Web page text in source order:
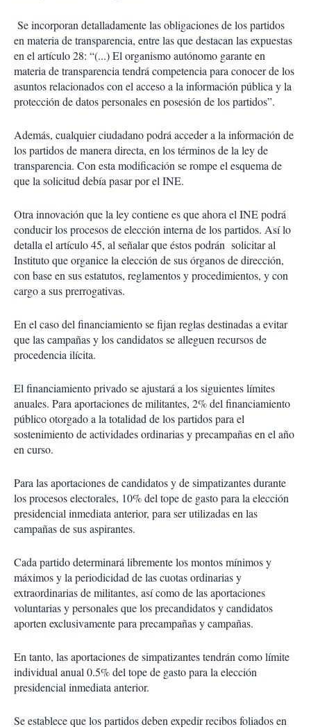
Se incorporan detalladamente las obligaciones de los partidos
en materia de transparencia, entre las que destacan las expuestas
en el artículo 28: “(...) El organismo autónomo garante en
materia de transparencia tendrá competencia para conocer de los
asuntos relacionados con el acceso a la información pública y la
protección de datos personales en posesión de los partidos”.
Además, cualquier ciudadano podrá acceder a la información de
los partidos de manera directa, en los términos de la ley de
transparencia. Con esta modificación se rompe el esquema de
que la solicitud debía pasar por el INE.
Otra innovación que la ley contiene es que ahora el INE podrá
conducir los procesos de elección interna de los partidos. Así lo
detalla el artículo 45, al señalar que éstos podrán solicitar al
Instituto que organice la elección de sus órganos de dirección,
con base en sus estatutos, reglamentos y procedimientos, y con
cargo a sus prerrogativas.
En el caso del financiamiento se fijan reglas destinadas a evitar
que las campañas y los candidatos se alleguen recursos de
procedencia ilícita.
El financiamiento privado se ajustará a los siguientes límites
anuales. Para aportaciones de militantes, 2% del financiamiento
público otorgado a la totalidad de los partidos para el
sostenimiento de actividades ordinarias y precampañas en el año
en curso.
Para las aportaciones de candidatos y de simpatizantes durante
los procesos electorales, 10% del tope de gasto para la elección
presidencial inmediata anterior, para ser utilizadas en las
campañas de sus aspirantes.
Cada partido determinará libremente los montos mínimos y
máximos y la periodicidad de las cuotas ordinarias y
extraordinarias de militantes, así como de las aportaciones
voluntarias y personales que los precandidatos y candidatos
aporten exclusivamente para precampañas y campañas.
En tanto, las aportaciones de simpatizantes tendrán como límite
individual anual 0.5% del tope de gasto para la elección
presidencial inmediata anterior.
Se establece que los partidos deben expedir recibos foliados en